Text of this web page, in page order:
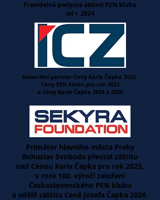
Pravidelná podpora aktivit PEN klubu
od r. 2024
Generální partner Ceny Karla Čapka 2022,
Ceny PEN klubu pro rok 2023
a Ceny Karla Čapka 2024 a 2025
Primátor hlavního města Prahy
Bohuslav Svoboda převzal záštitu
nad Cenou Karla Čapka pro rok 2025,
v roce 100. výročí založení
Československého PEN klubu
a udělil záštitu Ceně Josefa Čapka 2026.